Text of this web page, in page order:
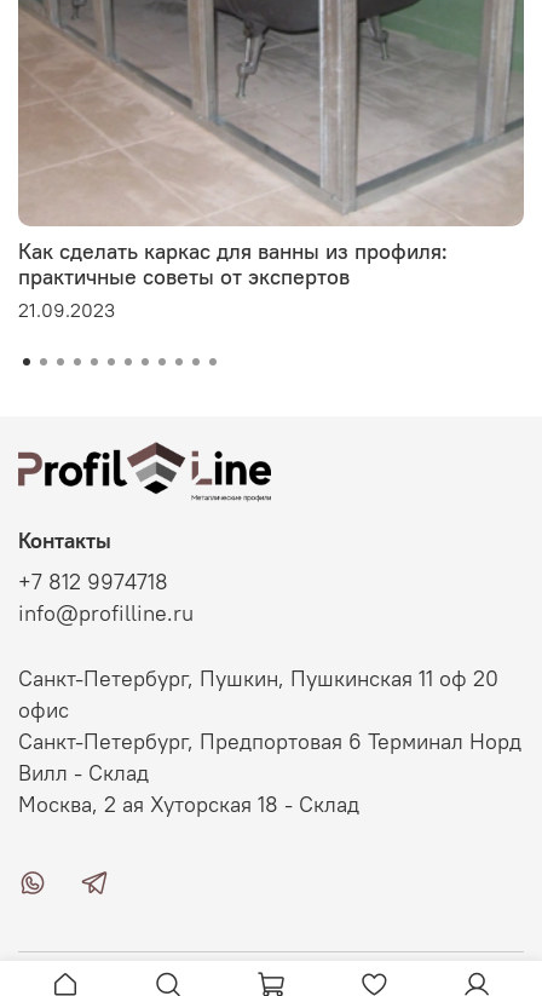
Как сделать каркас для ванны из профиля:
практичные советы от экспертов
21.09.2023
О магазине
Контакты
+7 812 9974718
info@profilline.ru
Санкт-Петербург, Пушкин, Пушкинская 11 оф 20
офис
Санкт-Петербург, Предпортовая 6 Терминал Норд
Вилл - Склад
Москва, 2 ая Хуторская 18 - Склад